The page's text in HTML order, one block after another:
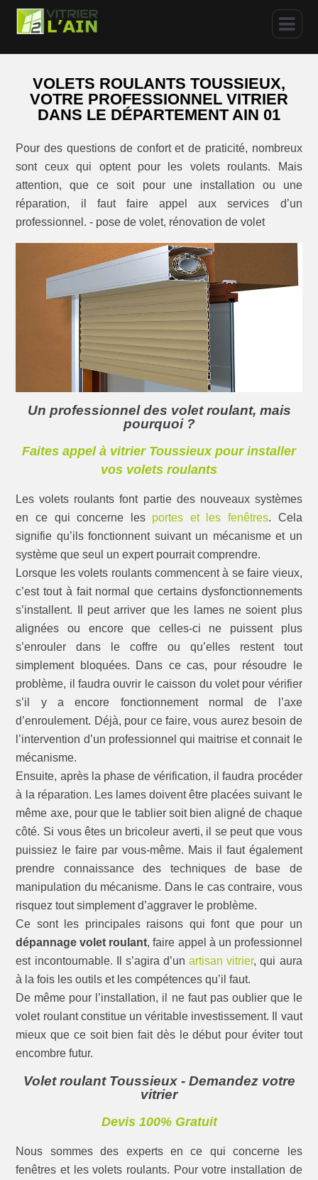
VOLETS ROULANTS TOUSSIEUX,
VOTRE PROFESSIONNEL VITRIER
DANS LE DÉPARTEMENT AIN 01
Pour des questions de confort et de praticité, nombreux
sont ceux qui optent pour les volets roulants. Mais
attention, que ce soit pour une installation ou une
réparation, il faut faire appel aux services d’un
professionnel. - pose de volet, rénovation de volet
Un professionnel des volet roulant, mais
pourquoi ?
Faites appel à vitrier Toussieux pour installer
vos volets roulants
Les volets roulants font partie des nouveaux systèmes
en ce qui concerne les portes et les fenêtres. Cela
signifie qu’ils fonctionnent suivant un mécanisme et un
système que seul un expert pourrait comprendre.
Lorsque les volets roulants commencent à se faire vieux,
c’est tout à fait normal que certains dysfonctionnements
s’installent. Il peut arriver que les lames ne soient plus
alignées ou encore que celles-ci ne puissent plus
s’enrouler dans le coffre ou qu’elles restent tout
simplement bloquées. Dans ce cas, pour résoudre le
problème, il faudra ouvrir le caisson du volet pour vérifier
s’il y a encore fonctionnement normal de l’axe
d’enroulement. Déjà, pour ce faire, vous aurez besoin de
l’intervention d’un professionnel qui maitrise et connait le
mécanisme.
Ensuite, après la phase de vérification, il faudra procéder
à la réparation. Les lames doivent être placées suivant le
même axe, pour que le tablier soit bien aligné de chaque
côté. Si vous êtes un bricoleur averti, il se peut que vous
puissiez le faire par vous-même. Mais il faut également
prendre connaissance des techniques de base de
manipulation du mécanisme. Dans le cas contraire, vous
risquez tout simplement d’aggraver le problème.
Ce sont les principales raisons qui font que pour un
dépannage volet roulant, faire appel à un professionnel
est incontournable. Il s’agira d’unartisan vitrier, qui aura
à la fois les outils et les compétences qu’il faut.
De même pour l’installation, il ne faut pas oublier que le
volet roulant constitue un véritable investissement. Il vaut
mieux que ce soit bien fait dès le début pour éviter tout
encombre futur.
Volet roulant Toussieux - Demandez votre
vitrier
Devis 100% Gratuit
Nous sommes des experts en ce qui concerne les
fenêtres et les volets roulants. Pour votre installation de